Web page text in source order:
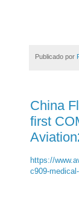
Publicado por
China
first
https://
c909-